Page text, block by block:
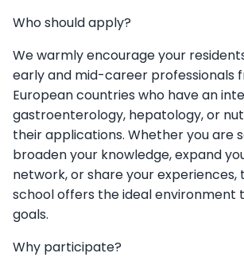
Who should apply?
We warmly encourage your
early and mid-career professionals
European countries who have an
gastroenterology, hepatology, or
their applications. Whether you are
broaden your knowledge, expand
network, or share your experiences,
school offers the ideal environment
goals.
Why participate?